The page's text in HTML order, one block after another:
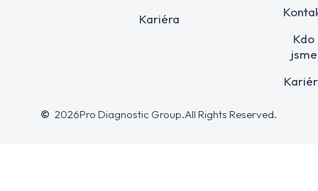
Kariéra
Kdo
jsme
2026Pro Diagnostic Group.All Rights Reserved.